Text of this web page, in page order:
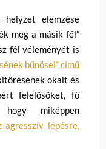
elemzése
meg a másik fél”
fél véleményét is
bűnösei” című
okait és
felelősöket, fő
miképpen
agresszív lépésre,